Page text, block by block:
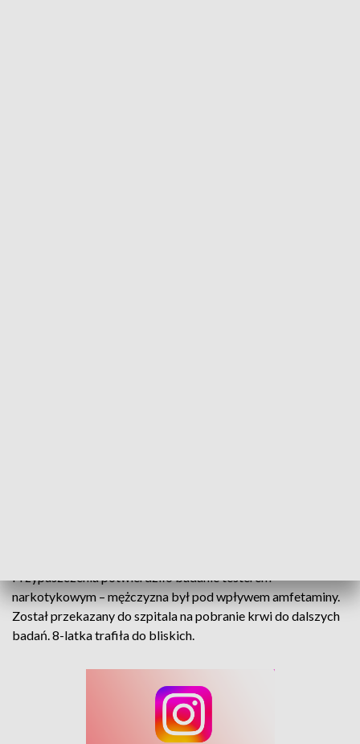
Przypuszczenia potwierdziło badanie testerem
narkotykowym – mężczyzna był pod wpływem amfetaminy.
Został przekazany do szpitala na pobranie krwi do dalszych
badań. 8-latka trafiła do bliskich.